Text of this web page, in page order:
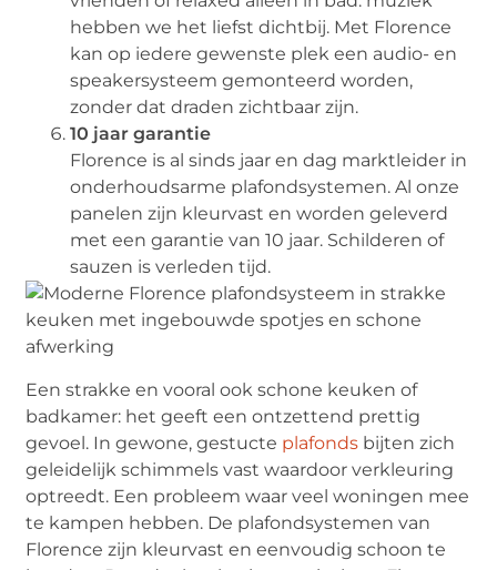
hebben we het liefst dichtbij. Met Florence
kan op iedere gewenste plek een audio- en
speakersysteem gemonteerd worden,
zonder dat draden zichtbaar zijn.
10 jaar garantie
Florence is al sinds jaar en dag marktleider in
onderhoudsarme plafondsystemen. Al onze
panelen zijn kleurvast en worden geleverd
met een garantie van 10 jaar. Schilderen of
sauzen is verleden tijd.
Een strakke en vooral ook schone keuken of
badkamer: het geeft een ontzettend prettig
gevoel. In gewone, gestucte plafonds bijten zich
geleidelijk schimmels vast waardoor verkleuring
optreedt. Een probleem waar veel woningen mee
te kampen hebben. De plafondsystemen van
Florence zijn kleurvast en eenvoudig schoon te